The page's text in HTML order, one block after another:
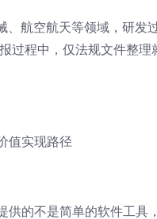
、航空航天等领域，研发
过程中，仅法规文件整
值实现路径
供的不是简单的软件工具